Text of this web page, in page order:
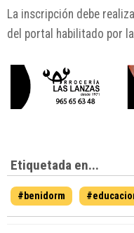
La inscripción debe
del portal habilitado por
Etiquetada en...
#benidorm